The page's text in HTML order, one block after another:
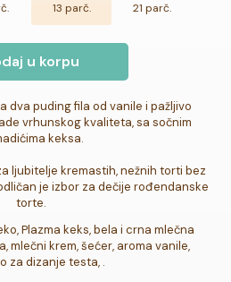
13 parč.
21 parč.
u korpu
dva puding fila od vanile i pažljivo
vrhunskog kvaliteta, sa sočnim
keksa.
ljubitelje kremastih, nežnih torti bez
je izbor za dečije rođendanske
torte.
Plazma keks, bela i crna mlečna
mlečni krem, šećer, aroma vanile,
za dizanje testa, .